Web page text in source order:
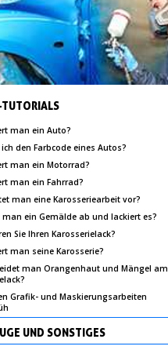
man ein Auto?
den Farbcode eines Autos?
man ein Motorrad?
man ein Fahrrad?
man eine Karosseriearbeit vor?
man ein Gemälde ab und lackiert es?
Sie Ihren Karosserielack?
man seine Karosserie?
man Orangenhaut und Mängel am
Grafik- und Maskierungsarbeiten
UND SONSTIGES